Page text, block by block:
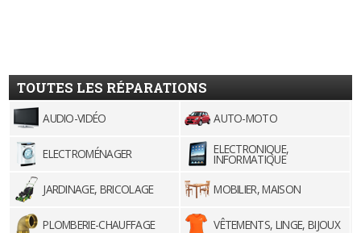
TOUTES LES RÉPARATIONS
AUDIO-VIDÉO AUTO-MOTO
ELECTROMÉNAGER ELECTRONIQUE,
INFORMATIQUE
JARDINAGE, BRICOLAGE
MOBILIER, MAISON
PLOMBERIE-CHAUFFAGE VÊTEMENTS, LINGE, BIJOUX